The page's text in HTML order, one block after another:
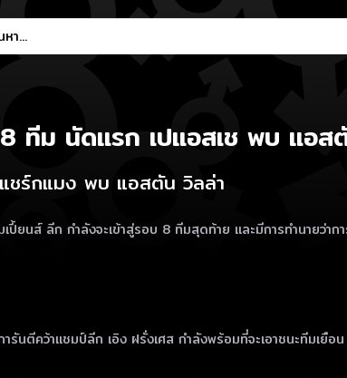
ทีม นัดแรก เปแอสเช พบ แอส
ชร์กแมง พบ แอสตัน วิลล่า
นส์ ลีก กำลังจะเข้าสู่รอบ 8 ทีมสุดท้าย และมีการทำนายว่า
รันตีคว้าแชมป์ลีก เอิง ฝรั่งเศส กำลังพร้อมที่จะเอาชนะทีมเ